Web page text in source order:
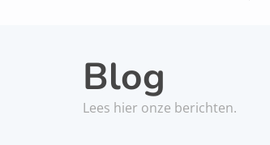
Blog
Lees hier onze berichten.